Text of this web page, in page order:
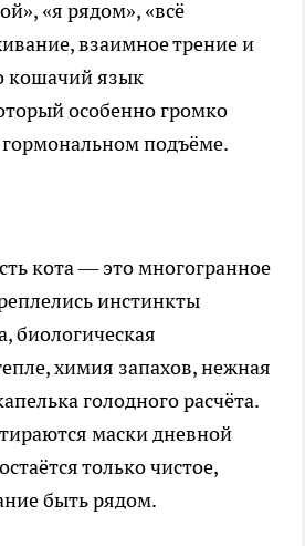
«я рядом», «всё
взаимное трение и
кошачий язык
особенно громко
подъёме.
кота — это многогранное
инстинкты
биологическая
химия запахов, нежная
голодного расчёта.
маски дневной
только чистое,
быть рядом.